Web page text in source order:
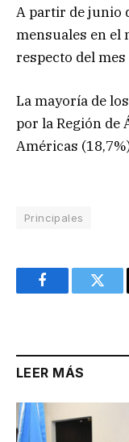
A partir de junio
mensuales en el
respecto del
La mayoría de
por la Región de
Américas
Principales
Facebook
LEER MÁS